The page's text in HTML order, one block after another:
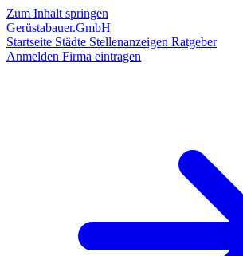
Zum Inhalt springen
Gerüstabauer.GmbH
Startseite Städte Stellenanzeigen Ratgeber
Anmelden Firma eintragen